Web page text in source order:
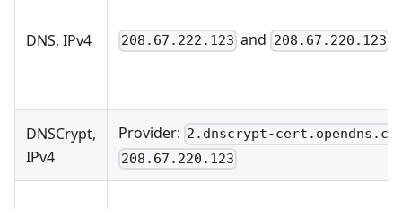
DNS, IPv4 208.67.222.123 and 208.67.220.123
DNSCrypt,
IPv4
Provider: 2.dnscrypt-
208.67.220.123